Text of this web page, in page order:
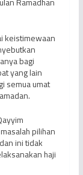
keistimewaan
bagi
yang lain
semua umat
pilihan
ini tidak
haji